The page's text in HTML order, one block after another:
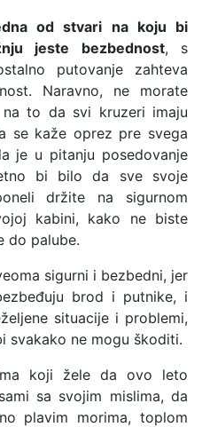
od stvari na koju bi
jeste bezbednost, s
putovanje zahteva
Naravno, ne morate
to da svi kruzeri imaju
se kaže oprez pre svega
je u pitanju posedovanje
bi bilo da sve svoje
držite na sigurnom
kabini, kako ne biste
do palube.
sigurni i bezbedni, jer
brod i putnike, i
situacije i problemi,
svakako ne mogu škoditi.
koji žele da ovo leto
sa svojim mislima, da
plavim morima, toplom